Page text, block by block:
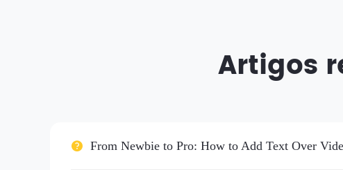
Artigos
From Newbie to Pro: How to Add Text Over